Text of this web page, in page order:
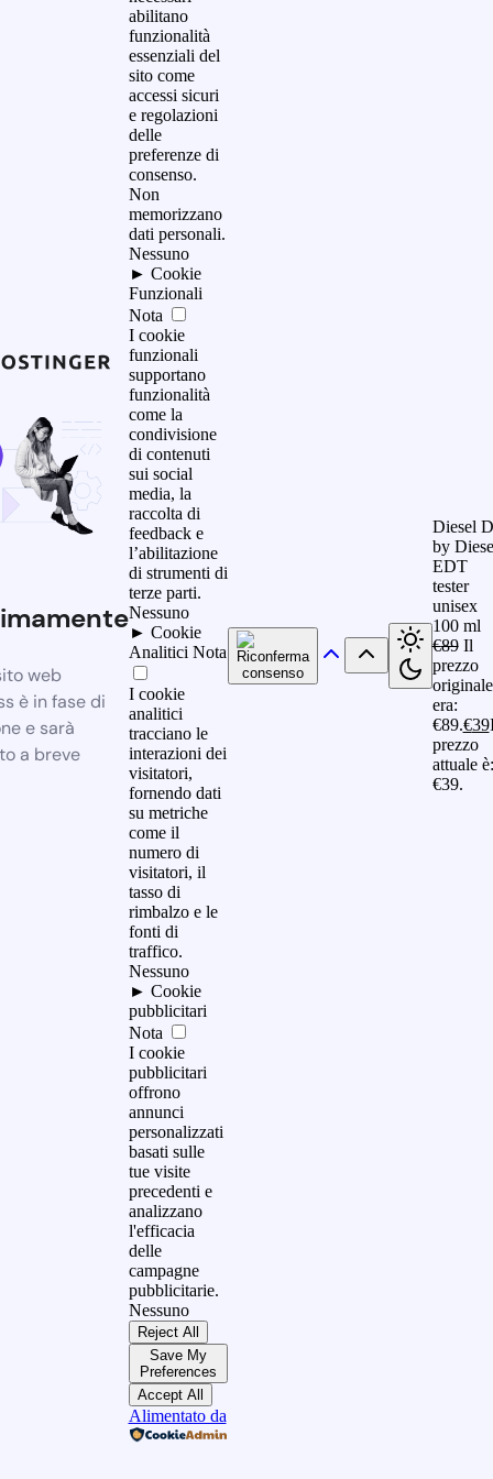
web
è in fase di
e sarà
a breve
abilitano
funzionalità
essenziali del
sito come
accessi sicuri
e regolazioni
delle
preferenze di
consenso.
Non
memorizzano
dati personali.
Nessuno
► Cookie
Funzionali
Nota
I cookie
funzionali
supportano
funzionalità
come la
condivisione
di contenuti
sui social
media, la
raccolta di
feedback e
l’abilitazione
di strumenti di
terze parti.
Nessuno
► Cookie
Analitici Nota
I cookie
analitici
tracciano le
interazioni dei
visitatori,
fornendo dati
su metriche
come il
numero di
visitatori, il
tasso di
rimbalzo e le
fonti di
traffico.
Nessuno
► Cookie
pubblicitari
Nota
I cookie
pubblicitari
offrono
annunci
personalizzati
basati sulle
tue visite
precedenti e
analizzano
l'efficacia
delle
campagne
pubblicitarie.
Nessuno
Reject All
Save My
Preferences
Accept All
Alimentato da
Diesel D
by
EDT
tester
unisex
100 ml
€89 Il
prezzo
originale
era:
€89.€39
prezzo
attuale è:
€39.